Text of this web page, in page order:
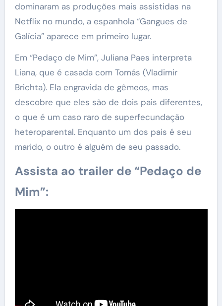
dominaram as produções mais assistidas na
Netflix no mundo, a espanhola “Gangues de
Galícia” aparece em primeiro lugar.
Em “Pedaço de Mim”, Juliana Paes interpreta
Liana, que é casada com Tomás (Vladimir
Brichta). Ela engravida de gêmeos, mas
descobre que eles são de dois pais diferentes,
o que é um caso raro de superfecundação
heteroparental. Enquanto um dos pais é seu
marido, o outro é alguém de seu passado.
Assista ao trailer de “Pedaço de
Mim”: